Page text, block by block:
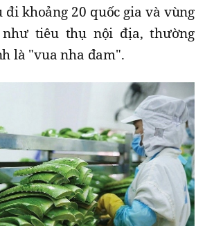
khoảng 20 quốc gia và vùng
tiêu thụ nội địa, thường
là "vua nha đam".